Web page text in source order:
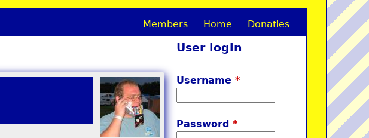
M
i
n
m
Members Home Donaties
User login
Username*
Password*